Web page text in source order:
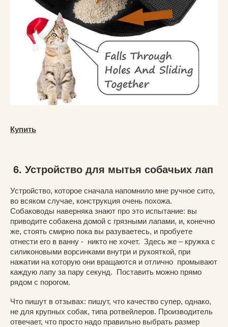
Купить
6. Устройство для мытья собачьих лап
Устройство, которое сначала напомнило мне ручное сито,
во всяком случае, конструкция очень похожа.
Собаководы наверняка знают про это испытание: вы
приводите собакена домой с грязными лапами, и, конечно
же, стоять смирно пока вы разуваетесь, и пробуете
отнести его в ванну - никто не хочет. Здесь же – кружка с
силиконовыми ворсинками внутри и рукояткой, при
нажатии на которую они вращаются и отлично промывают
каждую лапу за пару секунд. Поставить можно прямо
рядом с порогом.
Что пишут в отзывах: пишут, что качество супер, однако,
не для крупных собак, типа ротвейлеров. Производитель
отвечает, что просто надо правильно выбрать размер